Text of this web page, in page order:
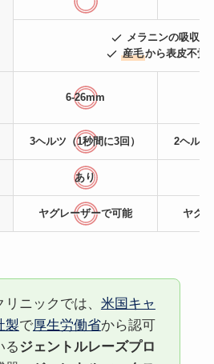
メラニンの吸収率
産毛から表皮不覚
6-26mm
3ヘルツ（1秒間に3回） 2ヘルツ
あり
ヤグレーザーで可能 ヤグ
ニックでは、 米国キャ
製で厚生労働省から認可
るジェントルレーズプロ